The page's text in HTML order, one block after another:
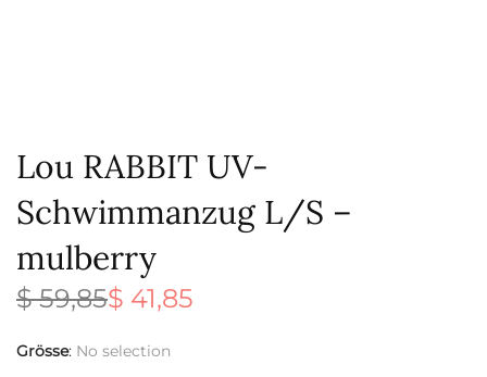
Lou RABBIT UV-
Schwimmanzug L/S –
mulberry
$59,85
Ursprünglicher
Preis war:
$ 41,85
Aktueller
Preis ist:
Grösse: No selection